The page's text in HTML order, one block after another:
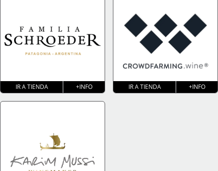
IR A TIENDA +INFO IR A TIENDA +INFO